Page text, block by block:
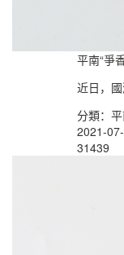
平南“爭
近日，
分類：
2021-
31439